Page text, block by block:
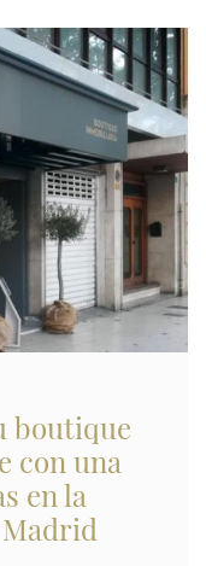
boutique
con una
en la